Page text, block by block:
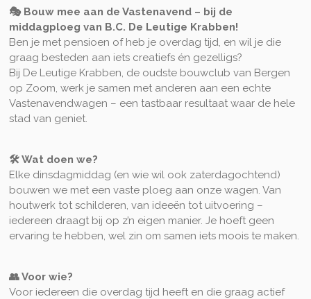
🎭 Bouw mee aan de Vastenavend – bij de
middagploeg van B.C. De Leutige Krabben!
Ben je met pensioen of heb je overdag tijd, en wil je die
graag besteden aan iets creatiefs én gezelligs?
Bij De Leutige Krabben, de oudste bouwclub van Bergen
op Zoom, werk je samen met anderen aan een echte
Vastenavendwagen – een tastbaar resultaat waar de hele
stad van geniet.
🛠️ Wat doen we?
Elke dinsdagmiddag (en wie wil ook zaterdagochtend)
bouwen we met een vaste ploeg aan onze wagen. Van
houtwerk tot schilderen, van ideeën tot uitvoering –
iedereen draagt bij op z’n eigen manier. Je hoeft geen
ervaring te hebben, wel zin om samen iets moois te maken.
👥 Voor wie?
Voor iedereen die overdag tijd heeft en die graag actief